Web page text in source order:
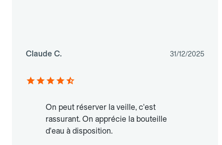
Claude C. 31/12/2025
On peut réserver la veille, c'est
rassurant. On apprécie la bouteille
d'eau à disposition.